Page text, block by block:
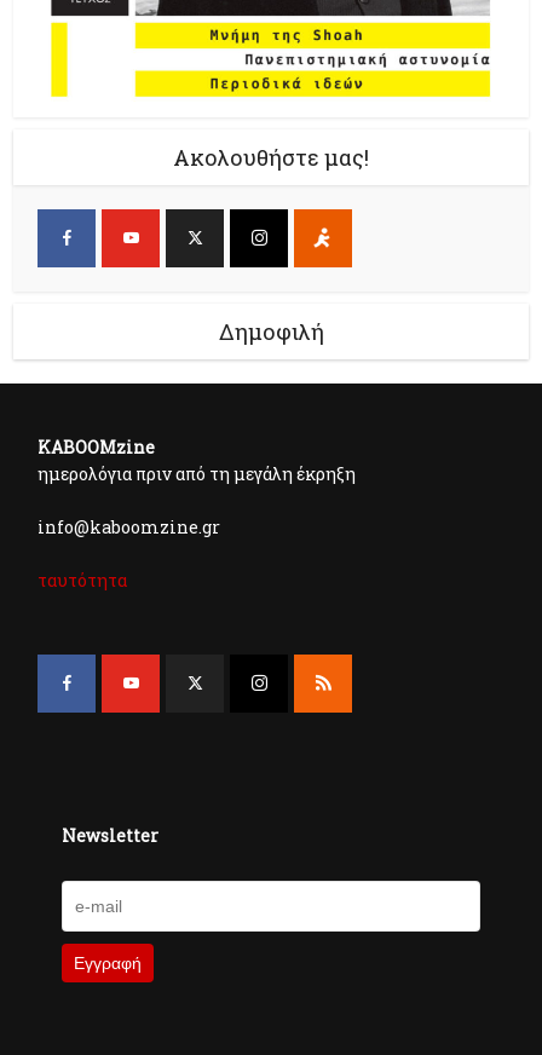
Ακολουθήστε μας!
Δημοφιλή
KABOOMzine
ημερολόγια πριν από τη μεγάλη έκρηξη
info@kaboomzine.gr
ταυτότητα
Newsletter